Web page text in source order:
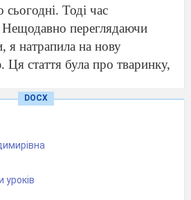
Тоді час
переглядаючи
я натрапила на нову
Ця стаття була про тваринку,
безхвостих земноводних.
пустелі Сахара та
DOCX
уроків